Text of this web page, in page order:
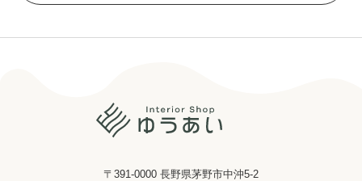
〒391-0000 長野県茅野市中沖5-2